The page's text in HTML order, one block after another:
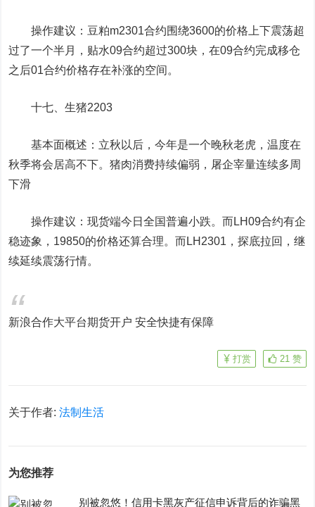
操作建议：豆粕m2301合约围绕3600的价格上下震荡超
过了一个半月，贴水09合约超过300块，在09合约完成移仓
之后01合约价格存在补涨的空间。
十七、生猪2203
基本面概述：立秋以后，今年是一个晚秋老虎，温度在
秋季将会居高不下。猪肉消费持续偏弱，屠企宰量连续多周
下滑
操作建议：现货端今日全国普遍小跌。而LH09合约有企
稳迹象，19850的价格还算合理。而LH2301，探底拉回，继
续延续震荡行情。
新浪合作大平台期货开户 安全快捷有保障
21 赞
打赏
关于作者:法制生活
为您推荐
别被忽悠！信用卡黑灰产征信申诉背后的诈骗黑